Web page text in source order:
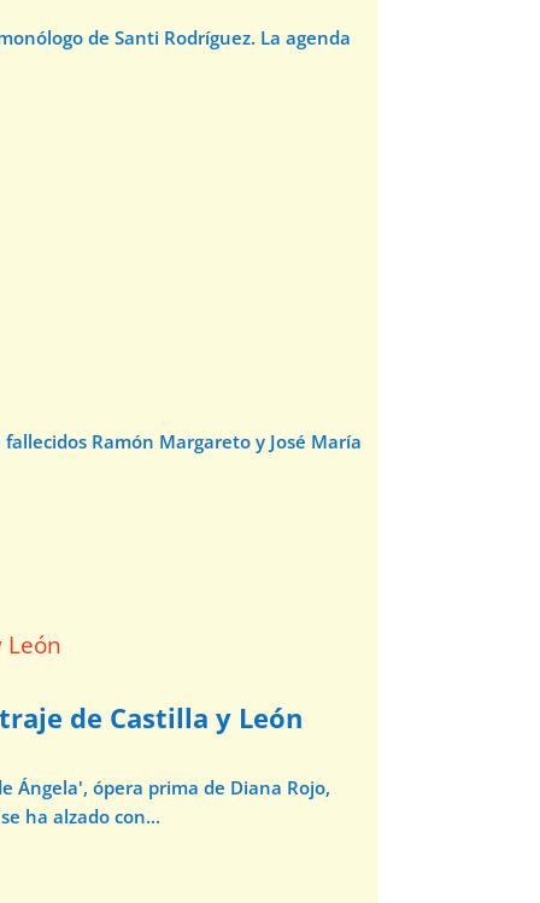
de Santi Rodríguez. La agenda
Ramón Margareto y José María
de Castilla y León
Ángela', ópera prima de Diana Rojo,
ha alzado con...